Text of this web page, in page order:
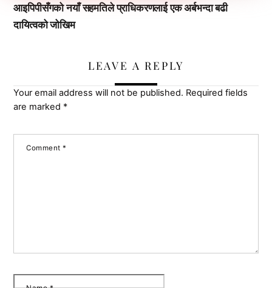
आइपिपीसँगको नयाँ सहमतिले प्राधिकरणलाई एक अर्बभन्दा बढी
दायित्वको जोखिम
LEAVE A REPLY
Your email address will not be published. Required fields
are marked *
Comment*